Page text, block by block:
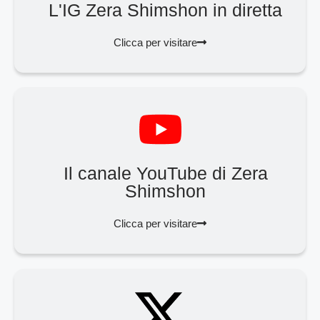
L'IG Zera Shimshon in diretta
Clicca per visitare
Il canale YouTube di Zera
Shimshon
Clicca per visitare